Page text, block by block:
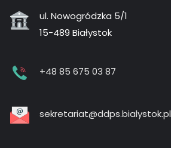
ul. Nowogródzka 5/1
15-489 Białystok
+48 85 675 03 87
sekretariat@ddps.bialystok.pl